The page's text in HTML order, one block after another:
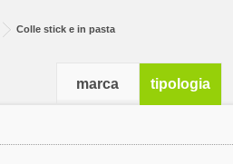
Colle stick e in pasta
tipologia
marca